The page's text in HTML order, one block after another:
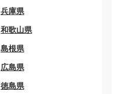
兵庫県
和歌山県
島根県
広島県
徳島県